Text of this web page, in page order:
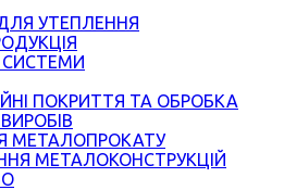
УТЕПЛЕННЯ
СИСТЕМИ
ПОКРИТТЯ ТА ОБРОБКА
МЕТАЛОПРОКАТУ
МЕТАЛОКОНСТРУКЦІЙ